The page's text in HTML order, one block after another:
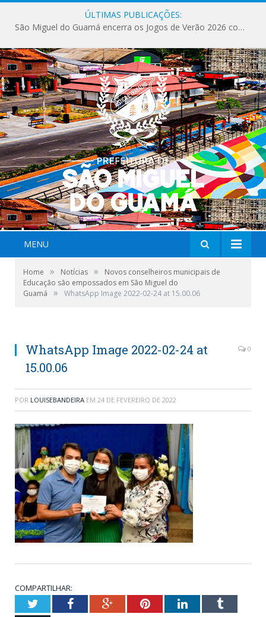
ÚLTIMAS PUBLICAÇÕES:
Milhares de fiéis tomam as ruas de São Miguel do Guamá em uma grande celebração de fé na Marcha para Jesus 2026.
MENU
Home » Notícias »
Novos conselheiros municipais de
Educação são empossados em São Miguel do
Guamá
» WhatsApp Image 2022-02-24 at 15.00.06
WhatsApp Image 2022-02-24 at
15.00.06
0
POR LOUISEBANDEIRA EM 24 DE FEVEREIRO DE 2022
COMPARTILHAR:
TwitterFacebookGoogle+PinterestLinkedInTumblr